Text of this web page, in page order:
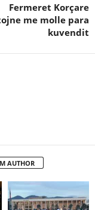
Fermeret Korçare
me molle para
kuvendit
AUTHOR